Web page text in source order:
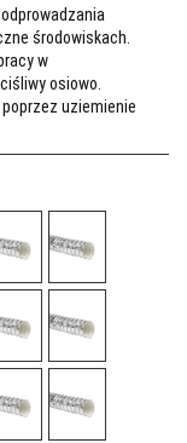
środowiskach.
w
osiowo.
uziemienie